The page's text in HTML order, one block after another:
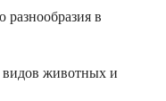
разнообразия в
видов животных и